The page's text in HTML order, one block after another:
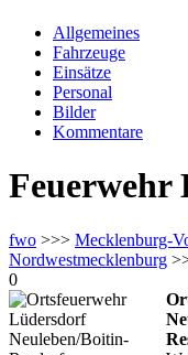
Allgemeines
Fahrzeuge
Einsätze
Personal
Bilder
Kommentare
Feuerwehr
fwo >>> Mecklenburg-
Nordwestmecklenburg
0